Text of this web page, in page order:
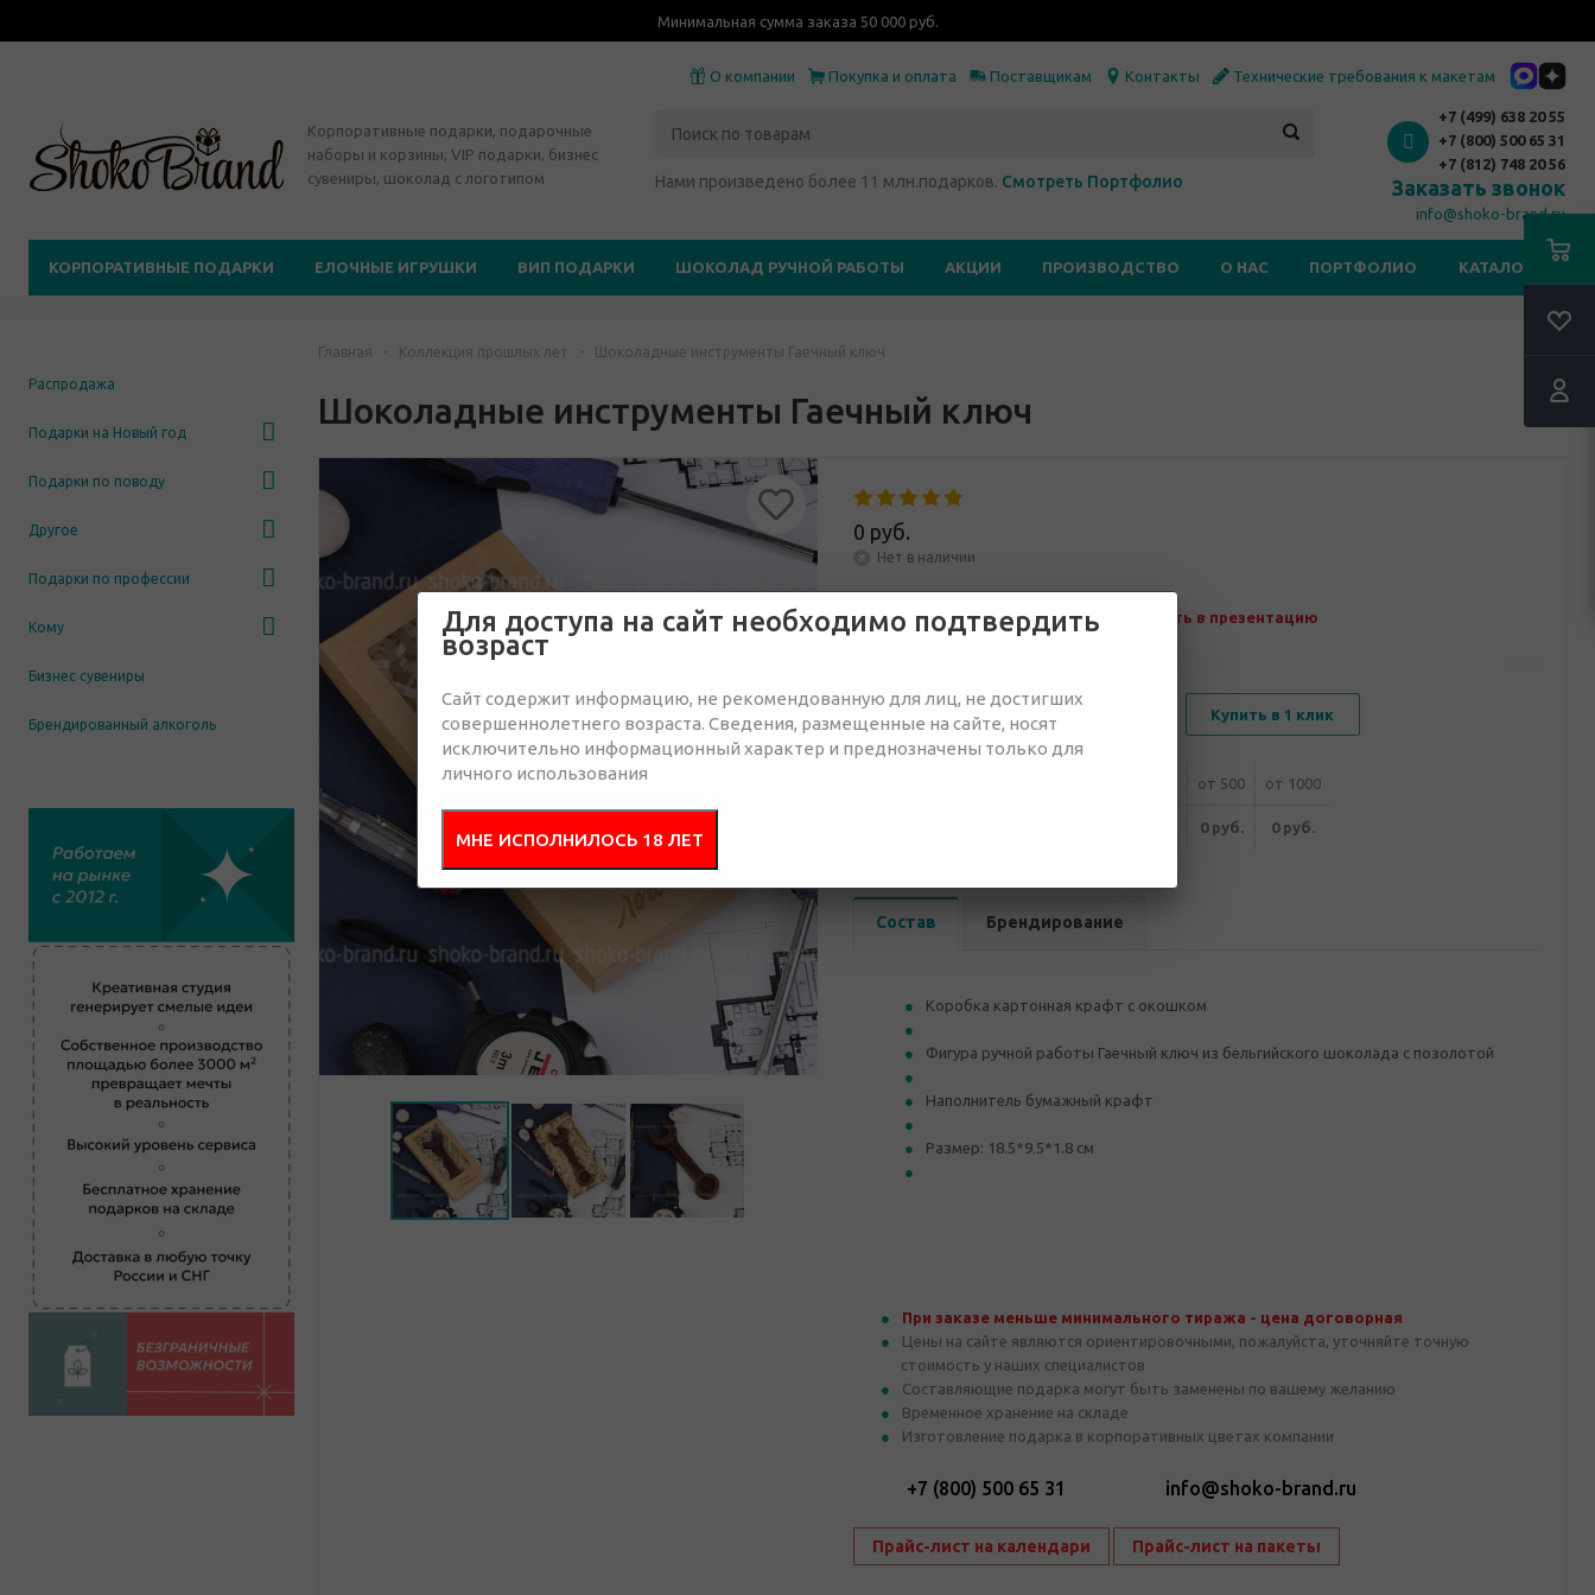
Минимальная сумма заказа 50 000 руб.
О компании Покупка и оплата Поставщикам Контакты Технические требования к макетам
Корпоративные подарки, подарочные
наборы и корзины, VIP подарки, бизнес
сувениры, шоколад с логотипом
Нами произведено более 11 млн.подарков. Смотреть Портфолио
+7 (499) 638 20 55
+7 (800) 500 65 31
+7 (812) 748 20 56
Заказать звонок
info@shoko-brand.ru
КОРПОРАТИВНЫЕ ПОДАРКИ ЕЛОЧНЫЕ ИГРУШКИ ВИП ПОДАРКИ ШОКОЛАД РУЧНОЙ РАБОТЫ АКЦИИ ПРОИЗВОДСТВО О НАС ПОРТФОЛИО КАТАЛОГИ
Распродажа
Подарки на Новый год
Подарки по поводу
Другое
Подарки по профессии
Кому
Бизнес сувениры
Брендированный алкоголь
Главная - Коллекция прошлых лет - Шоколадные инструменты Гаечный ключ
Шоколадные инструменты Гаечный ключ
0 руб.
Нет в наличии
Отправить запрос Добавить в презентацию
Купить в 1 клик
от 500 от 1000
0 руб. 0 руб.
Состав Брендирование
Коробка картонная крафт с окошком
Фигура ручной работы Гаечный ключ из бельгийского шоколада с позолотой
Наполнитель бумажный крафт
Размер: 18.5*9.5*1.8 см
При заказе меньше минимального тиража - цена договорная
Цены на сайте являются ориентировочными, пожалуйста, уточняйте точную
стоимость у наших специалистов
Составляющие подарка могут быть заменены по вашему желанию
Временное хранение на складе
Изготовление подарка в корпоративных цветах компании
+7 (800) 500 65 31 info@shoko-brand.ru
Прайс-лист на календари Прайс-лист на пакеты
Для доступа на сайт необходимо подтвердить
возраст
Сайт содержит информацию, не рекомендованную для лиц, не достигших
совершеннолетнего возраста. Сведения, размещенные на сайте, носят
исключительно информационный характер и преднозначены только для
личного использования
МНЕ ИСПОЛНИЛОСЬ 18 ЛЕТ